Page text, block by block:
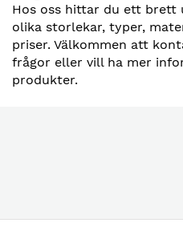
Hos oss hittar du ett brett
olika storlekar, typer,
priser. Välkommen att
frågor eller vill ha mer
produkter.